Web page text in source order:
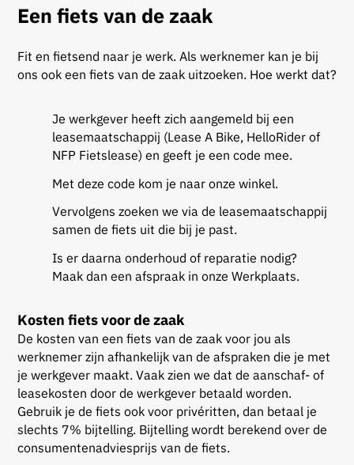
Een fiets van de zaak
Fit en fietsend naar je werk. Als werknemer kan je bij
ons ook een fiets van de zaak uitzoeken. Hoe werkt dat?
Je werkgever heeft zich aangemeld bij een
leasemaatschappij (Lease A Bike, HelloRider of
NFP Fietslease) en geeft je een code mee.
Met deze code kom je naar onze winkel.
Vervolgens zoeken we via de leasemaatschappij
samen de fiets uit die bij je past.
Is er daarna onderhoud of reparatie nodig?
Maak dan een afspraak in onze Werkplaats.
Kosten fiets voor de zaak
De kosten van een fiets van de zaak voor jou als
werknemer zijn afhankelijk van de afspraken die je met
je werkgever maakt. Vaak zien we dat de aanschaf- of
leasekosten door de werkgever betaald worden.
Gebruik je de fiets ook voor privéritten, dan betaal je
slechts 7% bijtelling. Bijtelling wordt berekend over de
consumentenadviesprijs van de fiets.